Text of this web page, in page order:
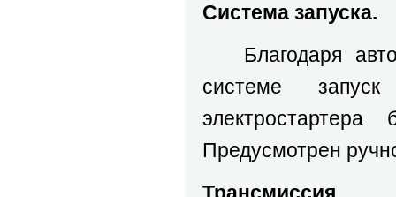
Система запуска.
Благодаря
системе
Предусмотрен